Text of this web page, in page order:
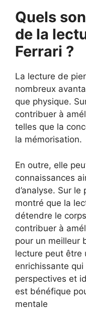
Quels
de la
Ferrari ?
La lecture de
nombreux
que physique.
contribuer à
telles que la
la mémorisation.
En outre, elle
connaissances
d’analyse. Sur
montré que la
détendre le
contribuer à
pour un meilleur
lecture peut être
enrichissante
perspectives et
est bénéfique
mentale